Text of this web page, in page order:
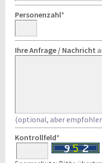
Personenzahl*
Ihre Anfrage / Nachricht
(optional, aber
Kontrollfeld*